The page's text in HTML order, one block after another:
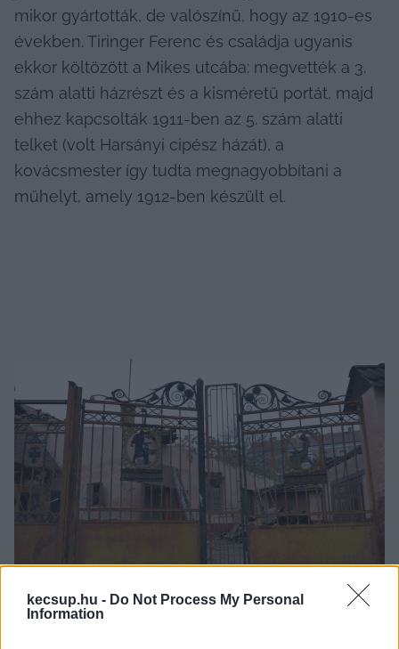
kecsup.hu - Do Not Process My Personal
Information
mikor gyártották, de valószínű, hogy az 1910-es
években. Tiringer Ferenc és családja ugyanis
ekkor költözött a Mikes utcába: megvették a 3.
szám alatti házrészt és a kisméretű portát, majd
ehhez kapcsolták 1911-ben az 5. szám alatti
telket (volt Harsányi cipész házát), a
kovácsmester így tudta megnagyobbítani a
műhelyt, amely 1912-ben készült el.